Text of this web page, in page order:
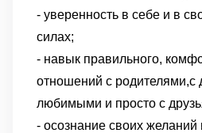
- уверенность в себе и в
силах;
- навык правильного,
отношений с родителями,с
любимыми и просто с
- осознание своих желаний